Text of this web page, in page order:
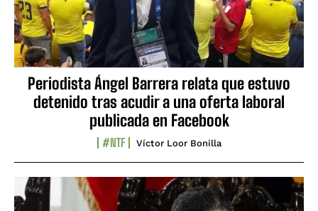
Periodista Ángel Barrera relata que estuvo
detenido tras acudir a una oferta laboral
publicada en Facebook
#NTF Víctor Loor Bonilla